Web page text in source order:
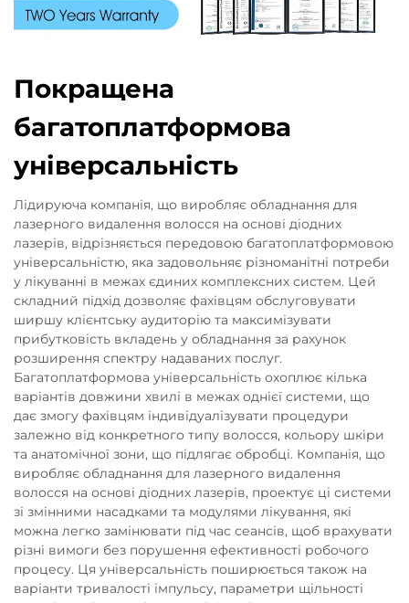
Покращена
багатоплатформова
універсальність
Лідируюча компанія, що виробляє обладнання для
лазерного видалення волосся на основі діодних
лазерів, відрізняється передовою багатоплатформовою
універсальністю, яка задовольняє різноманітні потреби
у лікуванні в межах єдиних комплексних систем. Цей
складний підхід дозволяє фахівцям обслуговувати
ширшу клієнтську аудиторію та максимізувати
прибутковість вкладень у обладнання за рахунок
розширення спектру надаваних послуг.
Багатоплатформова універсальність охоплює кілька
варіантів довжини хвилі в межах однієї системи, що
дає змогу фахівцям індивідуалізувати процедури
залежно від конкретного типу волосся, кольору шкіри
та анатомічної зони, що підлягає обробці. Компанія, що
виробляє обладнання для лазерного видалення
волосся на основі діодних лазерів, проектує ці системи
зі змінними насадками та модулями лікування, які
можна легко замінювати під час сеансів, щоб врахувати
різні вимоги без порушення ефективності робочого
процесу. Ця універсальність поширюється також на
варіанти тривалості імпульсу, параметри щільності